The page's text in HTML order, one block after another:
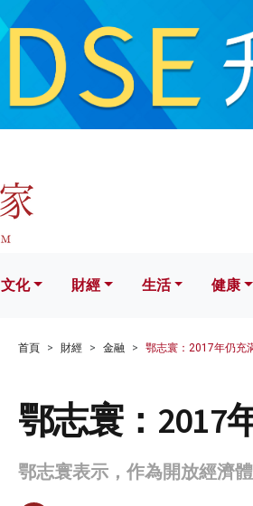
財經 生活 健康
文化 財經 生活 健康
首頁 財經 金融 鄂志寰：2017年仍充
鄂志寰：2017
鄂志寰表示，作為開放經濟